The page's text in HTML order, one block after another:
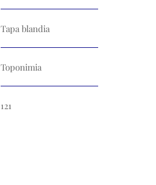
Tapa blandia
Toponimia
121